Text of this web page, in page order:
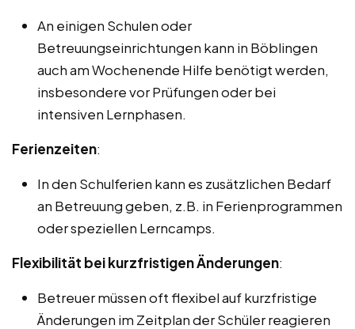
An einigen Schulen oder
Betreuungseinrichtungen kann in Böblingen
auch am Wochenende Hilfe benötigt werden,
insbesondere vor Prüfungen oder bei
intensiven Lernphasen.
Ferienzeiten:
In den Schulferien kann es zusätzlichen Bedarf
an Betreuung geben, z.B. in Ferienprogrammen
oder speziellen Lerncamps.
Flexibilität bei kurzfristigen Änderungen:
Betreuer müssen oft flexibel auf kurzfristige
Änderungen im Zeitplan der Schüler reagieren